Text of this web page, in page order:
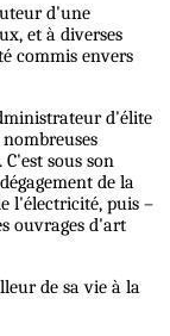
d'une
et à diverses
commis envers
d'élite
sous son
de la
l'électricité, puis –
ouvrages d'art
de sa vie à la